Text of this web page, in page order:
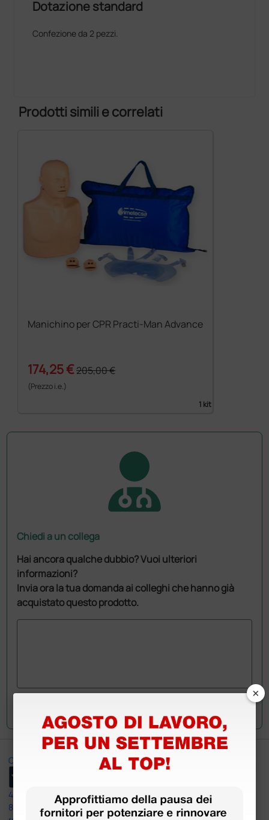
Dotazione standard
Confezione da 2 pezzi.
Prodotti simili e correlati
Manichino per CPR Practi-Man Advance
174,25 €205,00 €
(Prezzo i.e.)
1 kit
Chiedi a un collega
Hai ancora qualche dubbio? Vuoi ulteriori
informazioni?
Invia ora la tua domanda ai colleghi che hanno già
acquistato questo prodotto.
Ottimo
4,6
8.330
×